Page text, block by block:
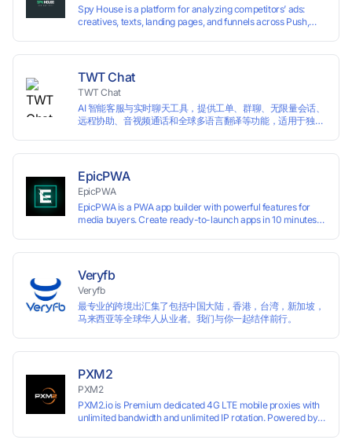
Spy House is a platform for analyzing competitors’ ads:
creatives, texts, landing pages, and funnels across Push,
TWT Chat
TWT Chat
AI 智能客服与实时聊天工具，提供工单、群聊、无限量会话、
远程协助、音视频通话和全球多语言翻译等功能，适用于独立
EpicPWA
EpicPWA
EpicPWA is a PWA app builder with powerful features for
media buyers. Create ready-to-launch apps in 10 minutes
Veryfb
Veryfb
最专业的跨境出汇集了包括中国大陆，香港，台湾，新加坡，
马来西亚等全球华人从业者。我们与你一起结伴前行。
PXM2
PXM2
PXM2.io is Premium dedicated 4G LTE mobile proxies with
unlimited bandwidth and unlimited IP rotation. Powered by